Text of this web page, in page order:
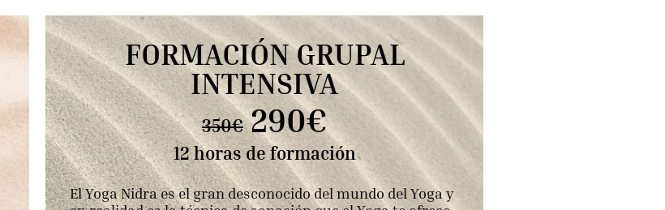
FORMACIÓN GRUPAL
INTENSIVA
350€290€
12 horas de formación
El Yoga Nidra es el gran desconocido del mundo del Yoga y